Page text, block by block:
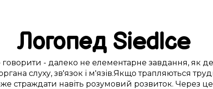
Логопед Siedlce
говорити - далеко не елементарне завдання, як
слуху, зв'язок і м'язів.Якщо трапляються
страждати навіть розумовий розвиток. Через це